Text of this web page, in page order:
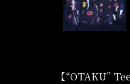
【“OTAKU”